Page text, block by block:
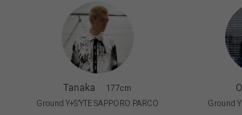
Tanaka
177cm
Ground Y+S’YTE SAPPORO PARCO
Ground